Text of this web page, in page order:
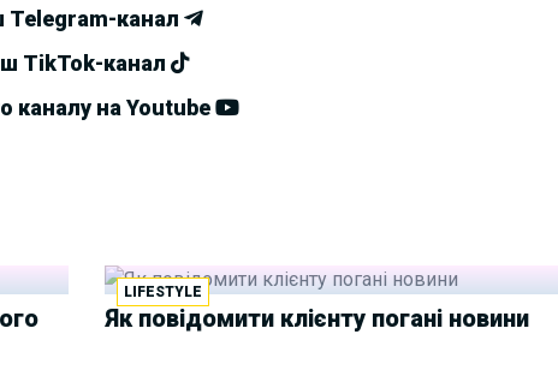
Telegram-канал
TikTok-канал
каналу на Youtube
LIFESTYLE
Як повідомити клієнту погані новини